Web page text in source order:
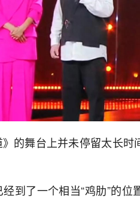
的舞台上并未停留太长
到了一个相当“鸡肋”的